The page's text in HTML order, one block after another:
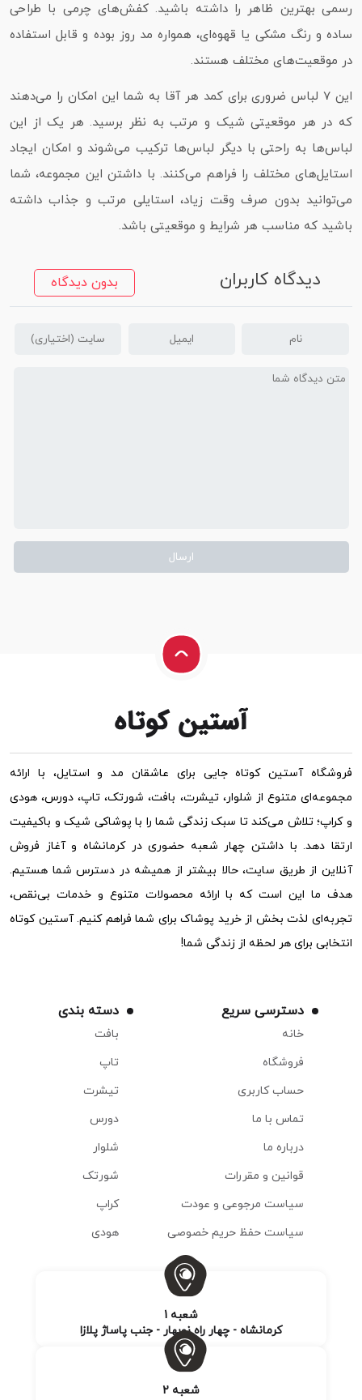
رسمی بهترین ظاهر را داشته باشید. کفش‌های چرمی با طراحی
ساده و رنگ مشکی یا قهوه‌ای، همواره مد روز بوده و قابل استفاده
در موقعیت‌های مختلف هستند.
این 7 لباس ضروری برای کمد هر آقا به شما این امکان را می‌دهند
که در هر موقعیتی شیک و مرتب به نظر برسید. هر یک از این
لباس‌ها به راحتی با دیگر لباس‌ها ترکیب می‌شوند و امکان ایجاد
استایل‌های مختلف را فراهم می‌کنند. با داشتن این مجموعه، شما
می‌توانید بدون صرف وقت زیاد، استایلی مرتب و جذاب داشته
باشید که مناسب هر شرایط و موقعیتی باشد.
دیدگاه کاربران بدون دیدگاه
فروشگاه آستین کوتاه جایی برای عاشقان مد و استایل، با ارائه
مجموعه‌ای متنوع از شلوار، تیشرت، بافت، شورتک، تاپ، دورس، هودی
و کراپ؛ تلاش می‌کند تا سبک زندگی شما را با پوشاکی شیک و باکیفیت
ارتقا دهد. با داشتن چهار شعبه حضوری در کرمانشاه و آغاز فروش
آنلاین از طریق سایت، حالا بیشتر از همیشه در دسترس شما هستیم.
هدف ما این است که با ارائه محصولات متنوع و خدمات بی‌نقص،
تجربه‌ای لذت بخش از خرید پوشاک برای شما فراهم کنیم. آستین کوتاه
انتخابی برای هر لحظه از زندگی شما!
دسترسی سریع
خانه
فروشگاه
حساب کاربری
تماس با ما
درباره ما
قوانین و مقررات
سیاست مرجوعی و عودت
سیاست حفظ حریم خصوصی
دسته بندی
بافت
تاپ
تیشرت
دورس
شلوار
شورتک
کراپ
هودی
شعبه 1
کرمانشاه - چهار راه نوبهار - جنب پاساژ پلازا
شعبه 2